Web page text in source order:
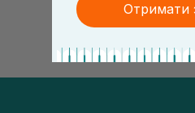
Отримати